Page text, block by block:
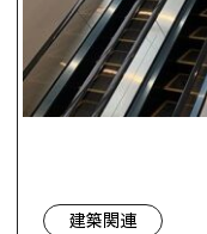
建築関連